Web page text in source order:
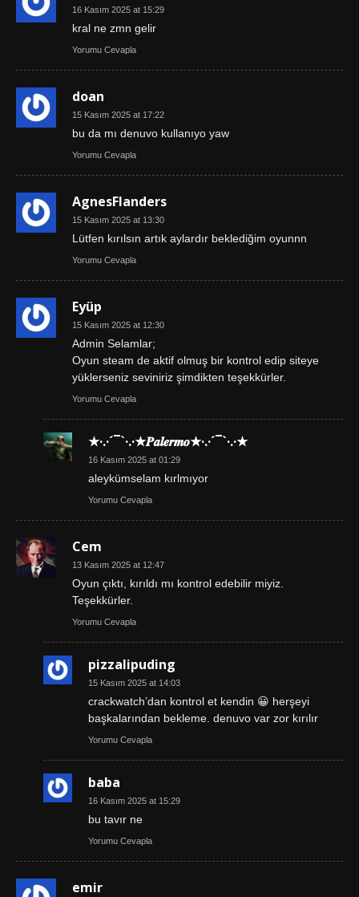
16 Kasım 2025 at 15:29
kral ne zmn gelir
Yorumu Cevapla
doan
15 Kasım 2025 at 17:22
bu da mı denuvo kullanıyo yaw
Yorumu Cevapla
AgnesFlanders
15 Kasım 2025 at 13:30
Lütfen kırılsın artık aylardır beklediğim oyunnn
Yorumu Cevapla
Eyüp
15 Kasım 2025 at 12:30
Admin Selamlar;
Oyun steam de aktif olmuş bir kontrol edip siteye
yüklerseniz seviniriz şimdikten teşekkürler.
Yorumu Cevapla
★·.·´¯`·.·★𝑷𝒂𝒍𝒆𝒓𝒎𝒐★·.·´¯`·.·★
16 Kasım 2025 at 01:29
aleykümselam kırlmıyor
Yorumu Cevapla
Cem
13 Kasım 2025 at 12:47
Oyun çıktı, kırıldı mı kontrol edebilir miyiz.
Teşekkürler.
Yorumu Cevapla
pizzalipuding
15 Kasım 2025 at 14:03
crackwatch’dan kontrol et kendin 😀 herşeyi
başkalarından bekleme. denuvo var zor kırılır
Yorumu Cevapla
baba
16 Kasım 2025 at 15:29
bu tavır ne
Yorumu Cevapla
emir